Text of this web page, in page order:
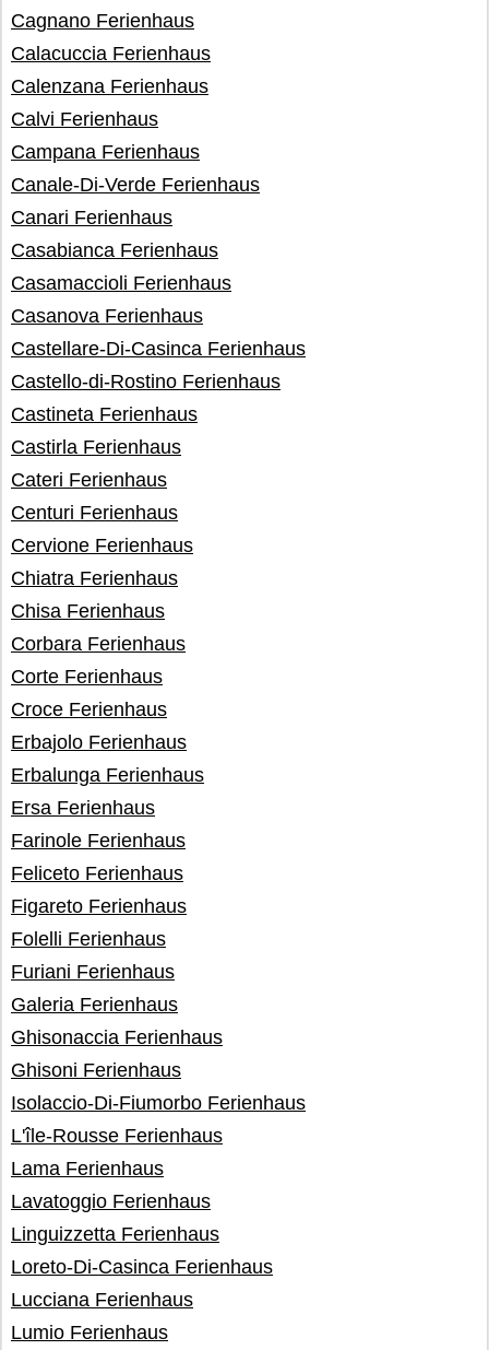
Cagnano Ferienhaus
Calacuccia Ferienhaus
Calenzana Ferienhaus
Calvi Ferienhaus
Campana Ferienhaus
Canale-Di-Verde Ferienhaus
Canari Ferienhaus
Casabianca Ferienhaus
Casamaccioli Ferienhaus
Casanova Ferienhaus
Castellare-Di-Casinca Ferienhaus
Castello-di-Rostino Ferienhaus
Castineta Ferienhaus
Castirla Ferienhaus
Cateri Ferienhaus
Centuri Ferienhaus
Cervione Ferienhaus
Chiatra Ferienhaus
Chisa Ferienhaus
Corbara Ferienhaus
Corte Ferienhaus
Croce Ferienhaus
Erbajolo Ferienhaus
Erbalunga Ferienhaus
Ersa Ferienhaus
Farinole Ferienhaus
Feliceto Ferienhaus
Figareto Ferienhaus
Folelli Ferienhaus
Furiani Ferienhaus
Galeria Ferienhaus
Ghisonaccia Ferienhaus
Ghisoni Ferienhaus
Isolaccio-Di-Fiumorbo Ferienhaus
L'île-Rousse Ferienhaus
Lama Ferienhaus
Lavatoggio Ferienhaus
Linguizzetta Ferienhaus
Loreto-Di-Casinca Ferienhaus
Lucciana Ferienhaus
Lumio Ferienhaus